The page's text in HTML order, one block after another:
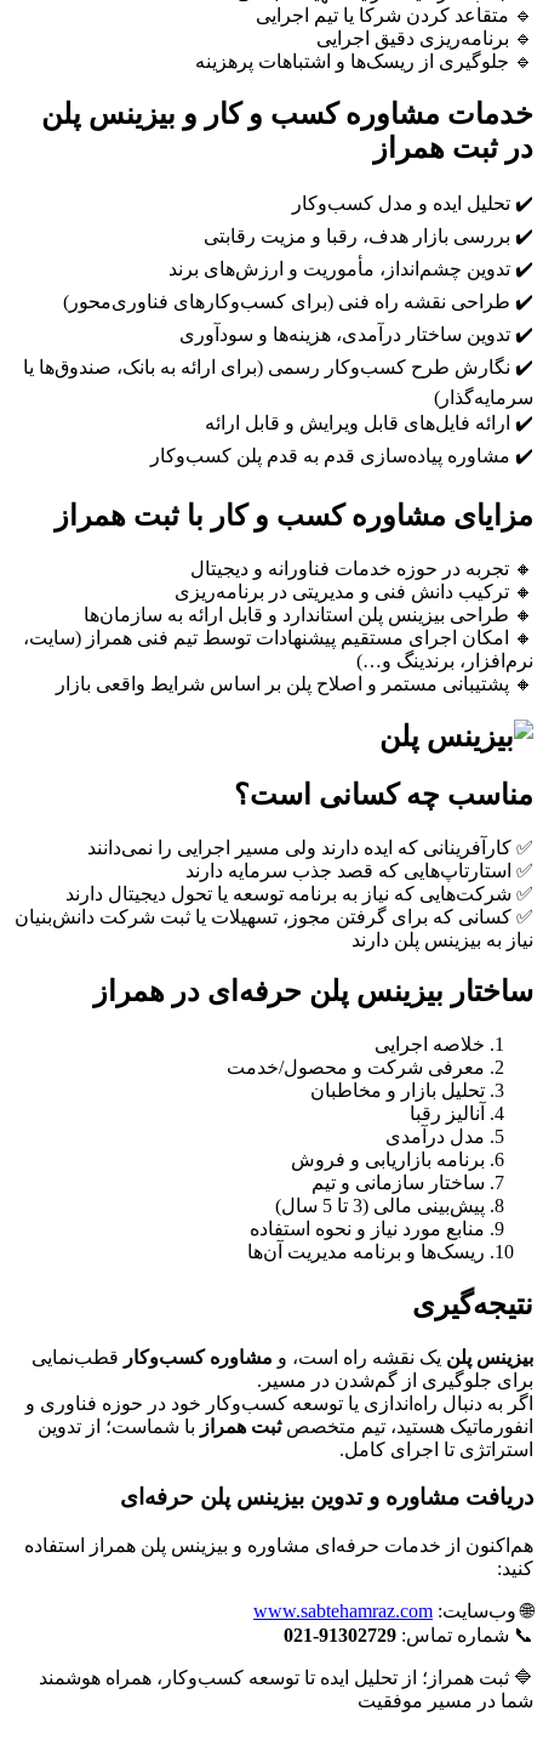
🔹 متقاعد کردن شرکا یا تیم اجرایی
🔹 برنامه‌ریزی دقیق اجرایی
🔹 جلوگیری از ریسک‌ها و اشتباهات پرهزینه
خدمات مشاوره کسب و کار و بیزینس پلن
در ثبت همراز
✔️ تحلیل ایده و مدل کسب‌وکار
✔️ بررسی بازار هدف، رقبا و مزیت رقابتی
✔️ تدوین چشم‌انداز، مأموریت و ارزش‌های برند
✔️ طراحی نقشه راه فنی (برای کسب‌وکارهای فناوری‌محور)
✔️ تدوین ساختار درآمدی، هزینه‌ها و سودآوری
✔️ نگارش طرح کسب‌وکار رسمی (برای ارائه به بانک، صندوق‌ها یا
سرمایه‌گذار)
✔️ ارائه فایل‌های قابل ویرایش و قابل ارائه
✔️ مشاوره پیاده‌سازی قدم به قدم پلن کسب‌وکار
مزایای مشاوره کسب و کار با ثبت همراز
🔸 تجربه در حوزه خدمات فناورانه و دیجیتال
🔸 ترکیب دانش فنی و مدیریتی در برنامه‌ریزی
🔸 طراحی بیزینس پلن استاندارد و قابل ارائه به سازمان‌ها
🔸 امکان اجرای مستقیم پیشنهادات توسط تیم فنی همراز (سایت،
نرم‌افزار، برندینگ و…)
🔸 پشتیبانی مستمر و اصلاح پلن بر اساس شرایط واقعی بازار
مناسب چه کسانی است؟
✅ کارآفرینانی که ایده دارند ولی مسیر اجرایی را نمی‌دانند
✅ استارتاپ‌هایی که قصد جذب سرمایه دارند
✅ شرکت‌هایی که نیاز به برنامه توسعه یا تحول دیجیتال دارند
✅ کسانی که برای گرفتن مجوز، تسهیلات یا ثبت شرکت دانش‌بنیان
نیاز به بیزینس پلن دارند
ساختار بیزینس پلن حرفه‌ای در همراز
خلاصه اجرایی
معرفی شرکت و محصول/خدمت
تحلیل بازار و مخاطبان
آنالیز رقبا
مدل درآمدی
برنامه بازاریابی و فروش
ساختار سازمانی و تیم
پیش‌بینی مالی (3 تا 5 سال)
منابع مورد نیاز و نحوه استفاده
ریسک‌ها و برنامه مدیریت آن‌ها
نتیجه‌گیری
بیزینس پلن یک نقشه راه است، و مشاوره کسب‌وکار قطب‌نمایی
برای جلوگیری از گم‌شدن در مسیر.
اگر به دنبال راه‌اندازی یا توسعه کسب‌وکار خود در حوزه فناوری و
انفورماتیک هستید، تیم متخصصثبت همراز با شماست؛ از تدوین
استراتژی تا اجرای کامل.
دریافت مشاوره و تدوین بیزینس پلن حرفه‌ای
هم‌اکنون از خدمات حرفه‌ای مشاوره و بیزینس پلن همراز استفاده
کنید:
🌐 وب‌سایت: www.sabtehamraz.com
📞 شماره تماس: 91302729-021
🔷 ثبت همراز؛ از تحلیل ایده تا توسعه کسب‌وکار، همراه هوشمند
شما در مسیر موفقیت